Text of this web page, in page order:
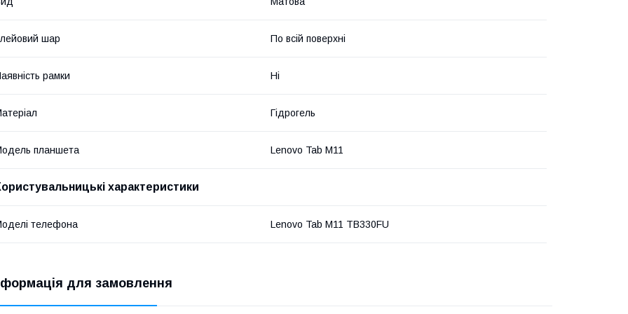
шар По всій поверхні
рамки Ні
Гідрогель
планшета Lenovo Tab M11
характеристики
телефона Lenovo Tab M11 TB330FU
для замовлення